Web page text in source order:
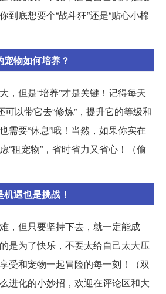
到底想要个“战斗狂”还是“贴心小棉
物如何培养？
，但是“培养”才是关键！记得每天
可以带它去“修炼”，提升它的等级和
需要“休息”哦！当然，如果你实在
“租宠物”，省时省力又省心！（偷
遇也是挑战！
，但只要坚持下去，就一定能成
是为了快乐，不要太给自己太大压
受和宠物一起冒险的每一刻！（双
进化的小妙招，欢迎在评论区和大